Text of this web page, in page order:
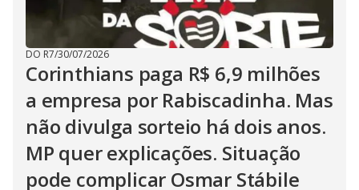
DO R7/30/07/2026
Corinthians paga R$ 6,9 milhões
a empresa por Rabiscadinha. Mas
não divulga sorteio há dois anos.
MP quer explicações. Situação
pode complicar Osmar Stábile